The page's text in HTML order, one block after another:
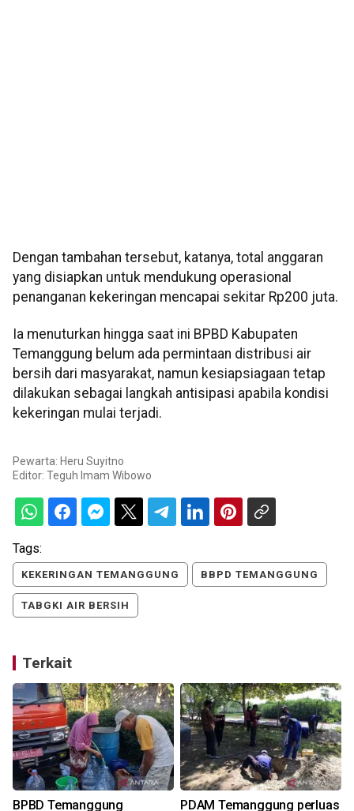
Dengan tambahan tersebut, katanya, total anggaran
yang disiapkan untuk mendukung operasional
penanganan kekeringan mencapai sekitar Rp200 juta.
Ia menuturkan hingga saat ini BPBD Kabupaten
Temanggung belum ada permintaan distribusi air
bersih dari masyarakat, namun kesiapsiagaan tetap
dilakukan sebagai langkah antisipasi apabila kondisi
kekeringan mulai terjadi.
Pewarta: Heru Suyitno
Editor: Teguh Imam Wibowo
Tags:
KEKERINGAN TEMANGGUNG BBPD TEMANGGUNG
TABGKI AIR BERSIH
Terkait
BPBD Temanggung PDAM Temanggung perluas